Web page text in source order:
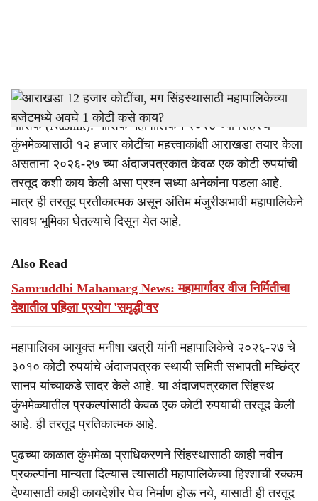
h
a
r
e
Nashik Municipal Corporation-Tendernama
नाशिक (Nashik): नाशिक महापालिकेने २०२७ च्या सिंहस्थ
कुंभमेळ्यासाठी १२ हजार कोटींचा महत्त्वाकांक्षी आराखडा तयार केला
असताना २०२६-२७ च्या अंदाजपत्रकात केवळ एक कोटी रुपयांची
तरतूद कशी काय केली असा प्रश्न सध्या अनेकांना पडला आहे.
मात्र ही तरतूद प्रतीकात्मक असून अंतिम मंजुरीअभावी महापालिकेने
सावध भूमिका घेतल्याचे दिसून येत आहे.
Also Read
Samruddhi Mahamarg News: महामार्गावर वीज निर्मितीचा
देशातील पहिला प्रयोग 'समृद्धी'वर
महापालिका आयुक्त मनीषा खत्री यांनी महापालिकेचे २०२६-२७ चे
३०१० कोटी रुपयांचे अंदाजपत्रक स्थायी समिती सभापती मच्छिंद्र
सानप यांच्याकडे सादर केले आहे. या अंदाजपत्रकात सिंहस्थ
कुंभमेळ्यातील प्रकल्पांसाठी केवळ एक कोटी रुपयाची तरतूद केली
आहे. ही तरतूद प्रतिकात्मक आहे.
पुढच्या काळात कुंभमेळा प्राधिकरणने सिंहस्थासाठी काही नवीन
प्रकल्पांना मान्यता दिल्यास त्यासाठी महापालिकेच्या हिश्शाची रक्कम
देण्यासाठी काही कायदेशीर पेच निर्माण होऊ नये, यासाठी ही तरतूद